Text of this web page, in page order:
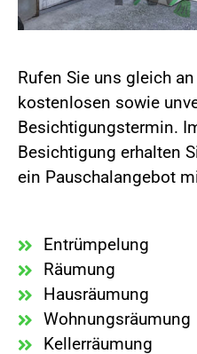
Rufen Sie uns gleich
kostenlosen sowie
Besichtigungstermin.
Besichtigung erhalten
ein Pauschalangebot
Entrümpelung
Räumung
Hausräumung
Wohnungsräumung
Kellerräumung